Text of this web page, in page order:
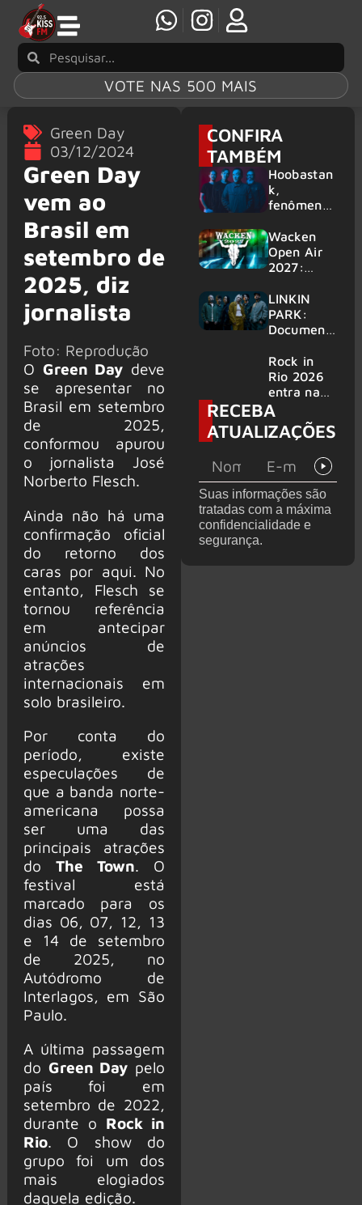
VOTE NAS 500 MAIS
Green Day
03/12/2024
Green Day
vem ao
Brasil em
setembro de
2025, diz
jornalista
Foto: Reprodução
O Green Day deve
se apresentar no
Brasil em setembro
de 2025,
conformou apurou
o jornalista José
Norberto Flesch.
Ainda não há uma
confirmação oficial
do retorno dos
caras por aqui. No
entanto, Flesch se
tornou referência
em antecipar
anúncios de
atrações
internacionais em
solo brasileiro.
Por conta do
período, existe
especulações de
que a banda norte-
americana possa
ser uma das
principais atrações
do The Town. O
festival está
marcado para os
dias 06, 07, 12, 13
e 14 de setembro
de 2025, no
Autódromo de
Interlagos, em São
Paulo.
A última passagem
do Green Day pelo
país foi em
setembro de 2022,
durante o Rock in
Rio. O show do
grupo foi um dos
mais elogiados
daquela edição.
CONFIRA
TAMBÉM
Hoobastan
k,
fenômeno
rock anos
2000,
volta ao
6 shows
Wacken
Open Air
2027:
amplia
line-up e
já
mais de 50
bandas
LINKIN
PARK:
Document
‘Unshatter’
e álbum ao
vivo são
anunciados
Rock in
Rio 2026
entra na
reta final
com
Cidade do
montagem
acelerada
e line-up
completo
confirmad
RECEBA
ATUALIZAÇÕES
Suas informações são
tratadas com a máxima
confidencialidade e
segurança.